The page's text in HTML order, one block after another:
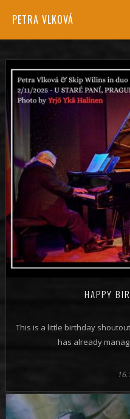
PETRA VLKOVÁ
HAPPY
This is a little birthday
has already